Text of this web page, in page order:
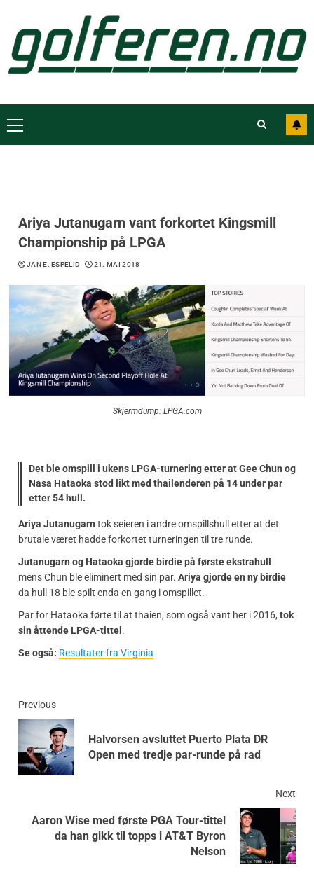
Ariya Jutanugarn vant forkortet Kingsmill
Championship på LPGA
JAN E. ESPELID 21. MAI 2018
Skjermdump: LPGA.com
Det ble omspill i ukens LPGA-turnering etter at Gee Chun og
Nasa Hataoka stod likt med thailenderen på 14 under par
etter 54 hull.
Ariya Jutanugarn tok seieren i andre omspillshull etter at det
brutale været hadde forkortet turneringen til tre runde.
Jutanugarn og Hataoka gjorde birdie på første ekstrahull
mens Chun ble eliminert med sin par. Ariya gjorde en ny birdie
da hull 18 ble spilt enda en gang i omspillet.
Par for Hataoka førte til at thaien, som også vant her i 2016, tok
sin åttende LPGA-tittel .
Se også: Resultater fra Virginia
Previous
Halvorsen avsluttet Puerto Plata DR
Open med tredje par-runde på rad
Next
Aaron Wise med første PGA Tour-tittel
da han gikk til topps i AT&T Byron
Nelson